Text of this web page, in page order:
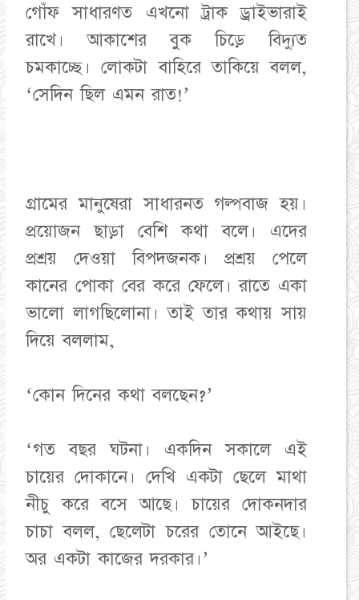
গোঁফ সাধারণত এখনো ট্রাক ড্রাইভারাই
রাখে। আকাশের বুক চিড়ে বিদ্যুত
চমকাচ্ছে। লোকটা বাহিরে তাকিয়ে বলল,
‘সেদিন ছিল এমন রাত!’
গ্রামের মানুষেরা সাধারনত গল্পবাজ হয়।
প্রয়োজন ছাড়া বেশি কথা বলে। এদের
প্রশ্রয় দেওয়া বিপদজনক। প্রশ্রয় পেলে
কানের পোকা বের করে ফেলে। রাতে একা
ভালো লাগছিলোনা। তাই তার কথায় সায়
দিয়ে বললাম,
‘কোন দিনের কথা বলছেন?’
‘গত বছর ঘটনা। একদিন সকালে এই
চায়ের দোকানে। দেখি একটা ছেলে মাথা
নীচু করে বসে আছে। চায়ের দোকনদার
চাচা বলল, ছেলেটা চরের তোনে আইছে।
অর একটা কাজের দরকার।’